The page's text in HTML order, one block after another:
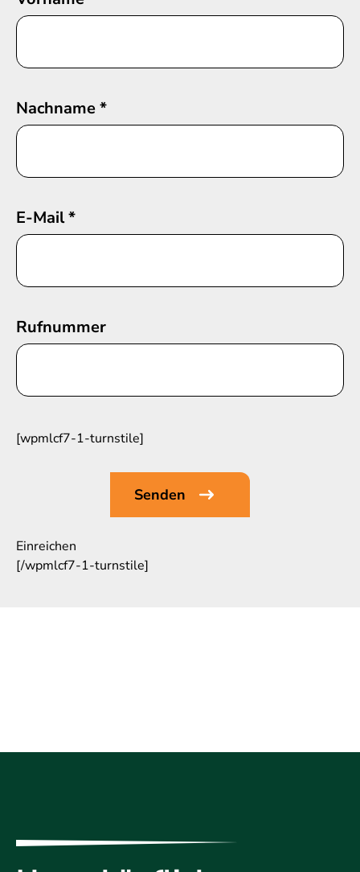
Nachname*
E-Mail*
Rufnummer
[wpmlcf7-1-turnstile]
Einreichen
[/wpmlcf7-1-turnstile]